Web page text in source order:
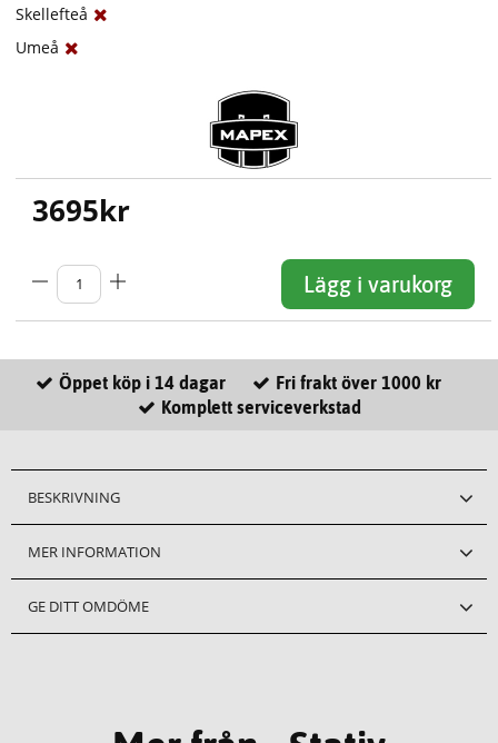
Skellefteå
Umeå
3695kr
Lägg i varukorg
Öppet köp i 14 dagar
Fri frakt över 1000 kr
Komplett serviceverkstad
BESKRIVNING
MER INFORMATION
GE DITT OMDÖME